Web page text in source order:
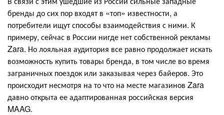
бренды до сих пор входят в «топ» известности, а
потребители ищут способы взаимодействия с ними. К
примеру, сейчас в России нигде нет собственной рекламы
Zara. Но лояльная аудитория все равно продолжает искать
возможность купить товары бренда, в том числе во время
заграничных поездок или заказывая через байеров. Это
происходит несмотря на то что на месте магазинов Zara
давно открыта ее адаптированная российская версия
MAAG.